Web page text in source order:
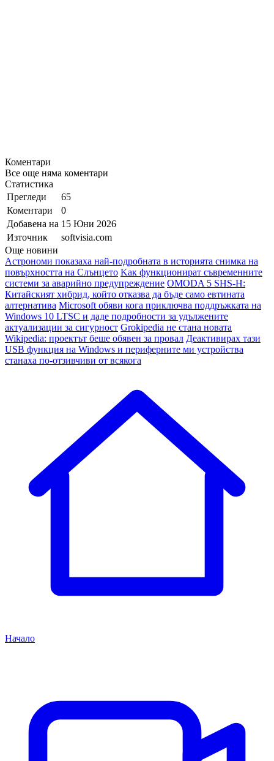
Коментари
Все още няма коментари
Статистика
Прегледи
65
Коментари
0
Добавена на 15 Юни 2026
Източник
softvisia.com
Още новини
Астрономи показаха най-подробната в историята снимка на
повърхността на Слънцето Kак функционират съвременните
системи за аварийно предупреждение OMODA 5 SHS-H:
Китайският хибрид, който отказва да бъде само евтината
алтернатива Microsoft обяви кога приключва поддръжката на
Windows 10 LTSC и даде подробности за удължените
актуализации за сигурност Grokipedia не стана новата
Wikipedia: проектът беше обявен за провал Деактивирах тази
USB функция на Windows и периферните ми устройства
станаха по-отзивчиви от всякога
Начало